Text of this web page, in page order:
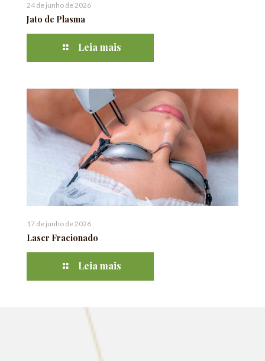
24 de junho de 2026
Jato de Plasma
Leia mais
17 de junho de 2026
Laser Fracionado
Leia mais